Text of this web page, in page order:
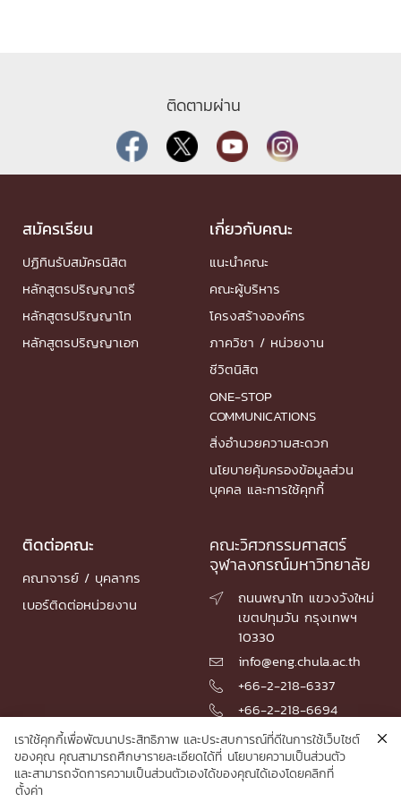
ติดตามผ่าน
สมัครเรียน
ปฏิทินรับสมัครนิสิต
หลักสูตรปริญญาตรี
หลักสูตรปริญญาโท
หลักสูตรปริญญาเอก
เกี่ยวกับคณะ
แนะนำคณะ
คณะผู้บริหาร
โครงสร้างองค์กร
ภาควิชา / หน่วยงาน
ชีวิตนิสิต
ONE-STOP
COMMUNICATIONS
สิ่งอำนวยความสะดวก
นโยบายคุ้มครองข้อมูลส่วน
บุคคล และการใช้คุกกี้
ติดต่อคณะ
คณาจารย์ / บุคลากร
เบอร์ติดต่อหน่วยงาน
คณะวิศวกรรมศาสตร์
จุฬาลงกรณ์มหาวิทยาลัย

ถนนพญาไท แขวงวังใหม่
เขตปทุมวัน กรุงเทพฯ
10330
 info@eng.chula.ac.th
 +66-2-218-6337
 +66-2-218-6694
© 2026 Faculty of Engineering, Chulalongkorn University
เราใช้คุกกี้เพื่อพัฒนาประสิทธิภาพ และประสบการณ์ที่ดีในการใช้เว็บไซต์
ของคุณ คุณสามารถศึกษารายละเอียดได้ที่ นโยบายความเป็นส่วนตัว
และสามารถจัดการความเป็นส่วนตัวเองได้ของคุณได้เองโดยคลิกที่
ตั้งค่า